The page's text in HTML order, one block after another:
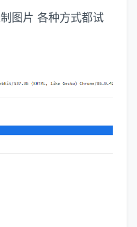
图片 各种方式都试